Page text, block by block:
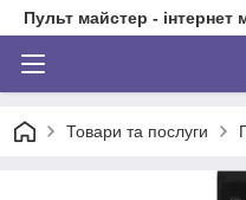
Пульт майстер - інтернет
Товари та послуги